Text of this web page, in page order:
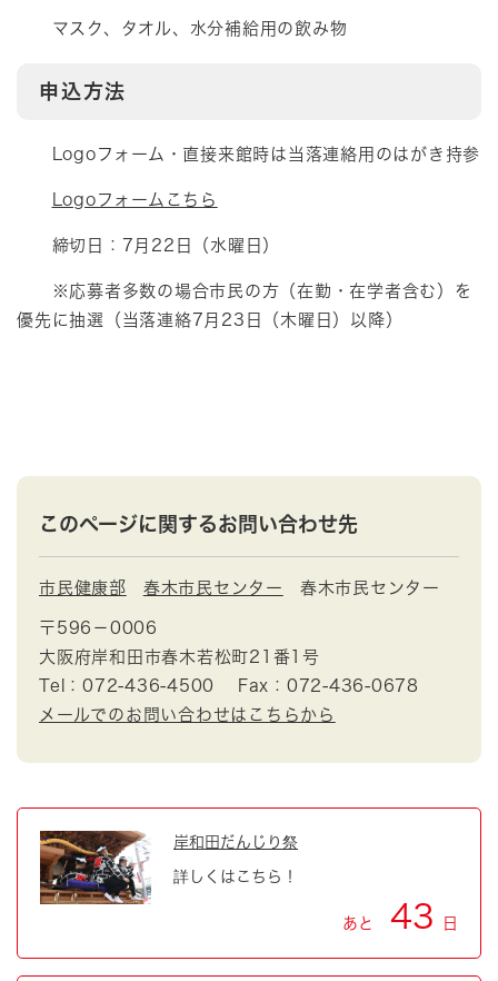
マスク、タオル、水分補給用の飲み物
申込方法
Logoフォーム・直接来館時は当落連絡用のはがき持参
Logoフォームこちら
締切日：7月22日（水曜日）
※応募者多数の場合市民の方（在勤・在学者含む）を
優先に抽選（当落連絡7月23日（木曜日）以降）​
このページに関するお問い合わせ先
市民健康部 春木市民センター 春木市民センター
〒596－0006
大阪府岸和田市春木若松町21番1号
Tel：072-436-4500
Fax：072-436-0678
メールでのお問い合わせはこちらから
岸和田だんじり祭
詳しくはこちら！
あと 43 日